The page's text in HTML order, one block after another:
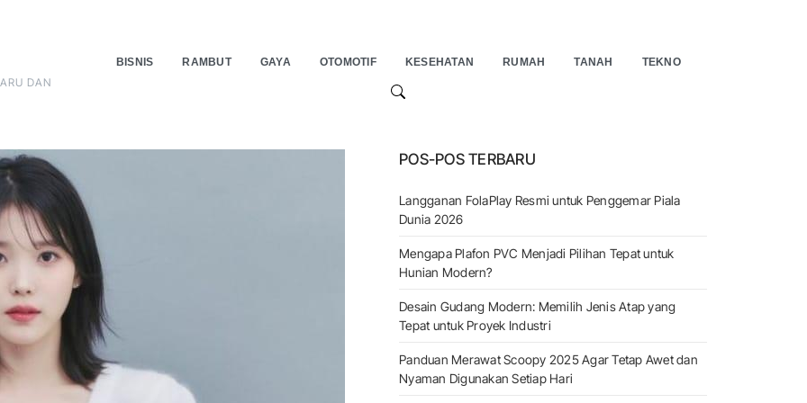
DAN
BISNIS RAMBUT GAYA OTOMOTIF KESEHATAN RUMAH TANAH TEKNO
SEARCH
POS-POS TERBARU
Langganan FolaPlay Resmi untuk Penggemar Piala
Dunia 2026
Mengapa Plafon PVC Menjadi Pilihan Tepat untuk
Hunian Modern?
Desain Gudang Modern: Memilih Jenis Atap yang
Tepat untuk Proyek Industri
Panduan Merawat Scoopy 2025 Agar Tetap Awet dan
Nyaman Digunakan Setiap Hari